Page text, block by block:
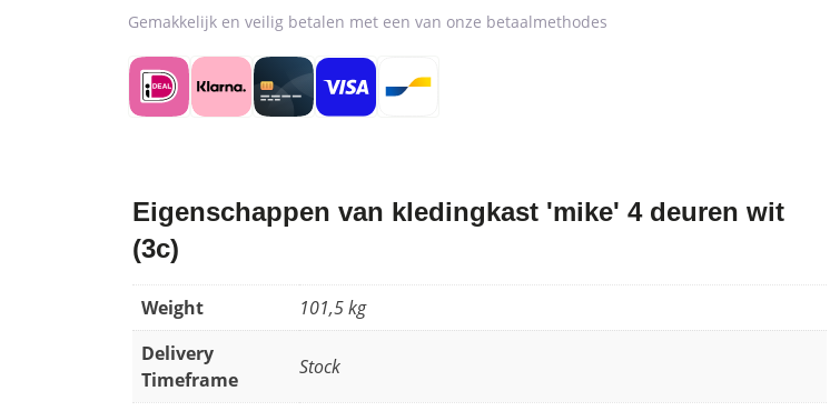
Gemakkelijk en veilig betalen met een van onze betaalmethodes
Eigenschappen van kledingkast 'mike' 4 deuren wit
(3c)
Weight
101,5 kg
Delivery
Timeframe
Stock